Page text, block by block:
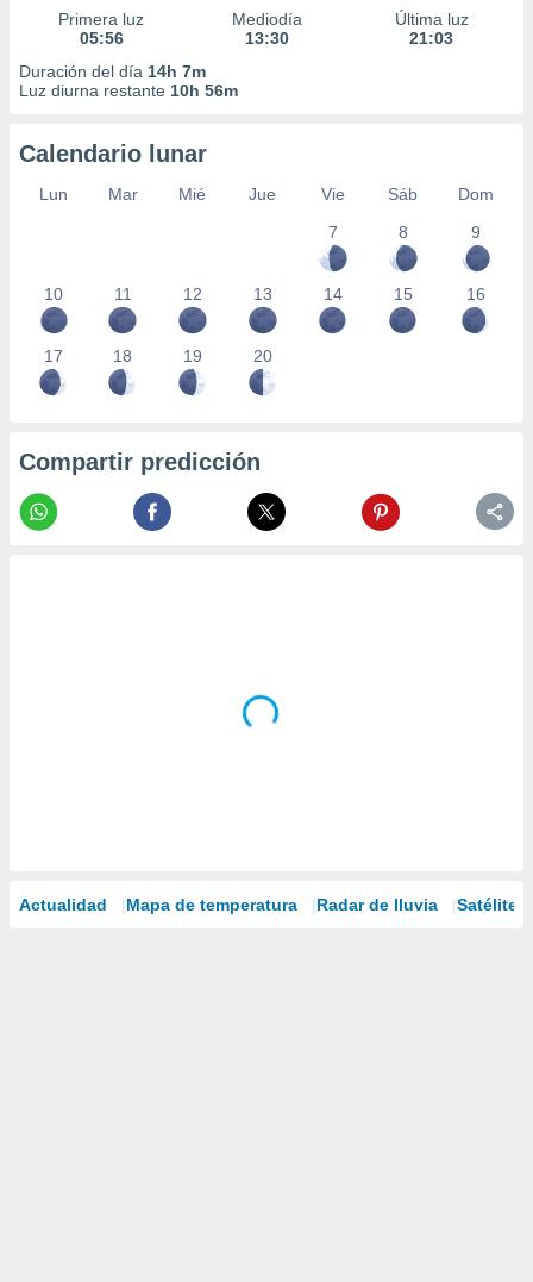
Primera luz
05:56
Mediodía
13:30
Última luz
21:03
Duración del día 14h 7m
Luz diurna restante 10h 56m
Calendario lunar
Lun Mar Mié Jue Vie Sáb
Dom
7
8 9
10 11 12 13 14 15 16
17 18 19 20
Compartir predicción
Actualidad Mapa de temperatura Radar de lluvia Satélites